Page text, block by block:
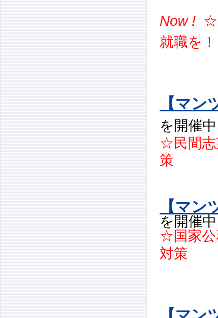
Now !
就職を！
【マン
を開催中
☆民間志
策
【マ
を開催中
☆国家公
対策